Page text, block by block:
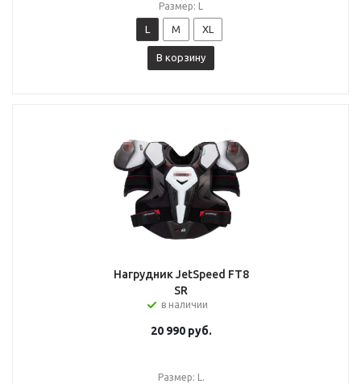
Размер: L
L M XL
В корзину
Нагрудник JetSpeed FT8
SR
в наличии
20 990руб.
Размер: L.